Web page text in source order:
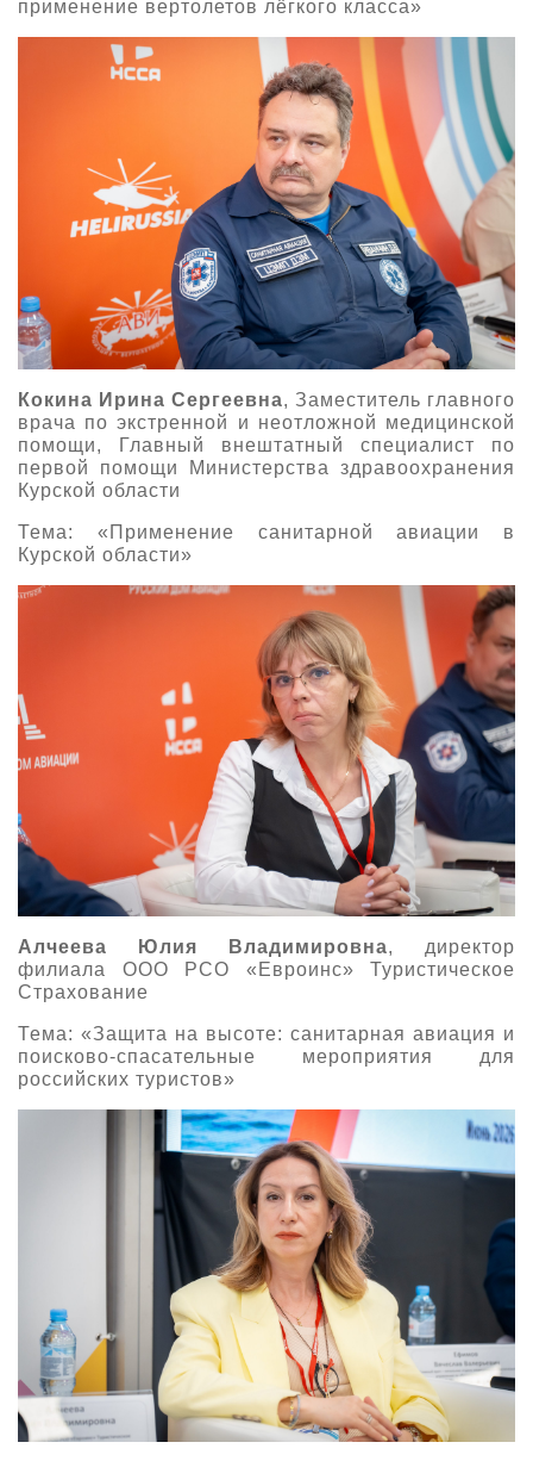
применение вертолетов лёгкого класса»
Кокина Ирина Сергеевна, Заместитель главного
врача по экстренной и неотложной медицинской
помощи, Главный внештатный специалист по
первой помощи Министерства здравоохранения
Курской области
Тема: «Применение санитарной авиации в
Курской области»
Алчеева Юлия Владимировна, директор
филиала ООО РСО «Евроинс» Туристическое
Страхование
Тема: «Защита на высоте: санитарная авиация и
поисково-спасательные мероприятия для
российских туристов»